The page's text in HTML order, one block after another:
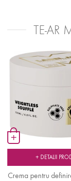
TE-AR
Crema pentru
+
+ DETALII